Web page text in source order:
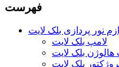
فهرست
نور پردازی بلک لایت
لامپ بلک لایت
هالوژن بلک لایت
بلک لایت